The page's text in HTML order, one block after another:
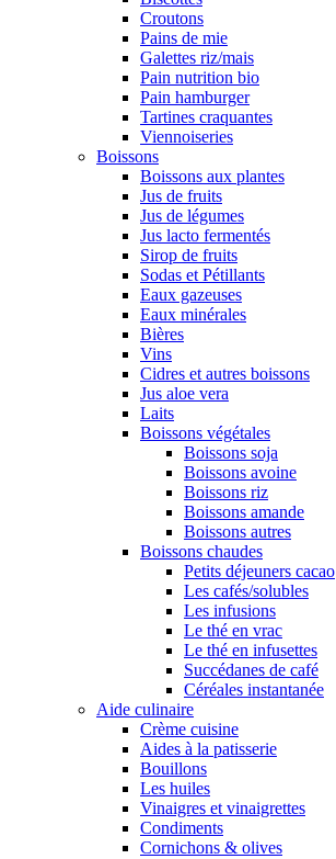
Croutons
Pains de mie
Galettes riz/mais
Pain nutrition bio
Pain hamburger
Tartines craquantes
Viennoiseries
Boissons
Boissons aux plantes
Jus de fruits
Jus de légumes
Jus lacto fermentés
Sirop de fruits
Sodas et Pétillants
Eaux gazeuses
Eaux minérales
Bières
Vins
Cidres et autres boissons
Jus aloe vera
Laits
Boissons végétales
Boissons soja
Boissons avoine
Boissons riz
Boissons amande
Boissons autres
Boissons chaudes
Petits déjeuners cacao
Les cafés/solubles
Les infusions
Le thé en vrac
Le thé en infusettes
Succédanes de café
Céréales instantanée
Aide culinaire
Crème cuisine
Aides à la patisserie
Bouillons
Les huiles
Vinaigres et vinaigrettes
Condiments
Cornichons & olives